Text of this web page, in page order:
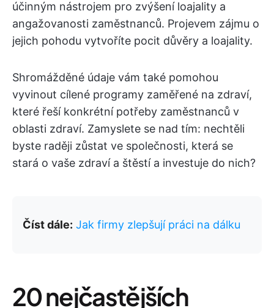
účinným nástrojem pro zvýšení loajality a
angažovanosti zaměstnanců. Projevem zájmu o
jejich pohodu vytvoříte pocit důvěry a loajality.
Shromážděné údaje vám také pomohou
vyvinout cílené programy zaměřené na zdraví,
které řeší konkrétní potřeby zaměstnanců v
oblasti zdraví. Zamyslete se nad tím: nechtěli
byste raději zůstat ve společnosti, která se
stará o vaše zdraví a štěstí a investuje do nich?
Číst dále: Jak firmy zlepšují práci na dálku
20 nejčastějších